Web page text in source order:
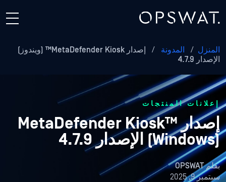
المنزل / المدونة /
إصدار MetaDefender Kiosk™ (ويندوز)
الإصدار 4.7.9
إعلانات المنتجات
إصدار MetaDefender Kiosk™
(Windows) الإصدار 4.7.9
بقلمOPSWAT
سبتمبر 9, 2025